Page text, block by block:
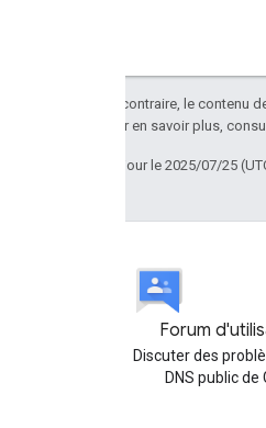
Sauf indication contraire, le contenu
. Pour en savoir plus,
Dernière mise à jour le 2025/07/25
Forum
Discuter des
DNS public de